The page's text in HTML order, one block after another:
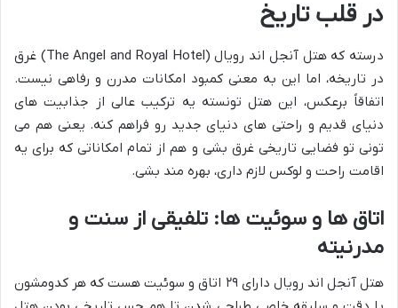
در قلب تاریخ
درسته که هتل آنجل اند رویال (The Angel and Royal Hotel) غرق
در تاریخه، اما این به معنی کمبود امکانات مدرن و رفاهی نیست.
اتفاقاً برعکس، این هتل تونسته یه ترکیب عالی از جذابیت های
دنیای قدیم و راحتی های دنیای جدید رو فراهم کنه. یعنی هم می
تونی تو فضایی تاریخی غرق بشی و هم از تمام امکاناتی که برای یه
اقامت راحت و لوکس لازم داری، بهره مند بشی.
اتاق ها و سوئیت ها: تلفیقی از سنت و
مدرنیته
هتل آنجل اند رویال دارای ۲۹ اتاق و سوئیت هست که هر کدومشون